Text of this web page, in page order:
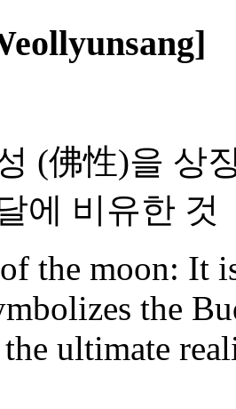
(佛性)을 상
에 비유한 것
the moon: It
the
ultimate